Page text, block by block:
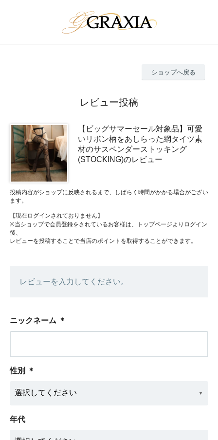
ショップへ戻る
レビュー投稿
【ビッグサマーセール対象品】可愛
いリボン柄をあしらった網タイツ素
材のサスペンダーストッキング
(STOCKING)のレビュー
投稿内容がショップに反映されるまで、しばらく時間がかかる場合がござい
ます。
【現在ログインされておりません】
※当ショップで会員登録をされているお客様は、トップページよりログイン
後、
レビューを投稿することで当店のポイントを取得することができます。
レビューを入力してください。
ニックネーム ＊
性別 ＊
年代